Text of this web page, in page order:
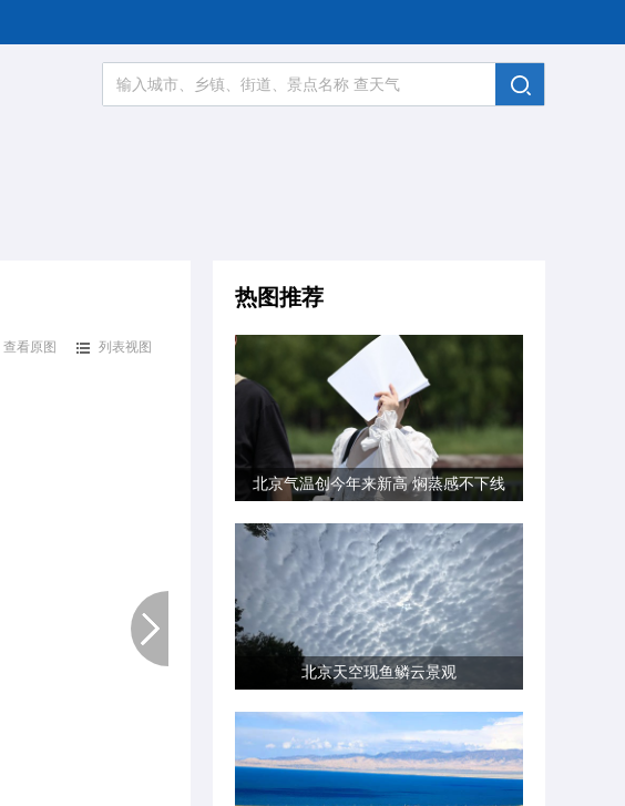
查看原图 列表视图
热图推荐
北京气温创今年来新高 焖蒸感不下线
北京天空现鱼鳞云景观